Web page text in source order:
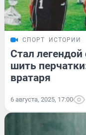
СПОРТ ИСТОРИИ
Стал
шить
вратаря
6 августа, 2025, 17:00